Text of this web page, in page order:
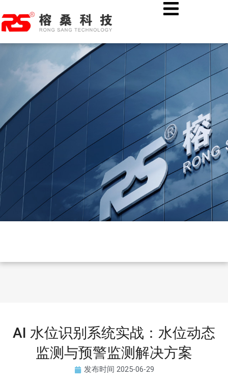
至
内
容
热烈欢迎湖北溢丰数字科技股份有限公司各位领导莅临榕桑科技
AI 水位识别系统实战：水位动态
监测与预警监测解决方案
发布时间 2025-06-29